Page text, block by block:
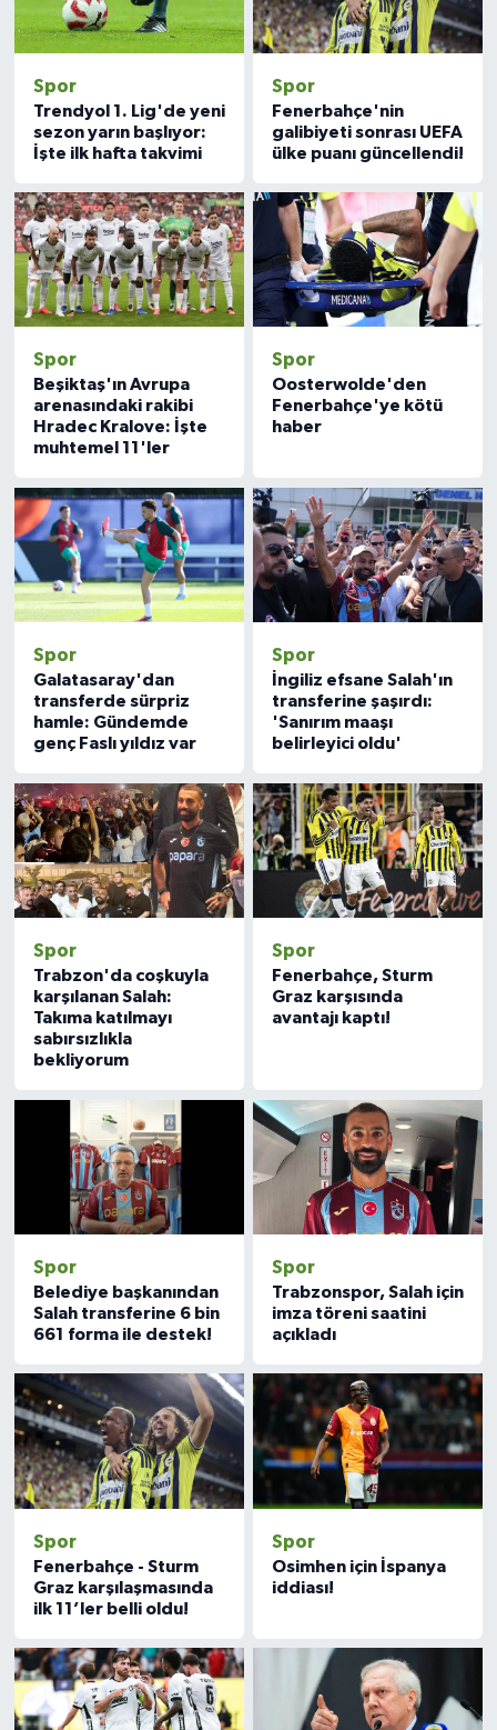
Spor
Trendyol 1. Lig'de yeni
sezon yarın başlıyor:
İşte ilk hafta takvimi
Spor
Fenerbahçe'nin
galibiyeti sonrası UEFA
ülke puanı güncellendi!
Spor
Beşiktaş'ın Avrupa
arenasındaki rakibi
Hradec Kralove: İşte
muhtemel 11'ler
Spor
Oosterwolde'den
Fenerbahçe'ye kötü
haber
Spor
Galatasaray'dan
transferde sürpriz
hamle: Gündemde
genç Faslı yıldız var
Spor
İngiliz efsane Salah'ın
transferine şaşırdı:
'Sanırım maaşı
belirleyici oldu'
Spor
Trabzon'da coşkuyla
karşılanan Salah:
Takıma katılmayı
sabırsızlıkla
bekliyorum
Spor
Fenerbahçe, Sturm
Graz karşısında
avantajı kaptı!
Spor
Belediye başkanından
Salah transferine 6 bin
661 forma ile destek!
Spor
Trabzonspor, Salah için
imza töreni saatini
açıkladı
Spor
Fenerbahçe - Sturm
Graz karşılaşmasında
ilk 11’ler belli oldu!
Spor
Osimhen için İspanya
iddiası!